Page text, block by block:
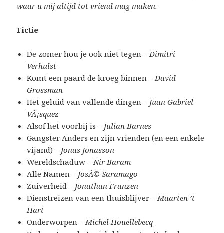
waar u mij altijd tot vriend mag maken.
Fictie
De zomer hou je ook niet tegen –Dimitri
Verhulst
Komt een paard de kroeg binnen –David
Grossman
Het geluid van vallende dingen – Juan Gabriel
VÃ¡squez
Alsof het voorbij is – Julian Barnes
Gangster Anders en zijn vrienden (en een enkele
vijand) – Jonas Jonasson
Wereldschaduw –Nir Baram
Alle Namen – JosÃ© Saramago
Zuiverheid – Jonathan Franzen
Dienstreizen van een thuisblijver –Maarten ’t
Hart
Onderworpen –Michel Houellebecq